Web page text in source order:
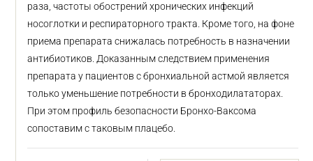
раза, частоты обострений хронических инфекций
носоглотки и респираторного тракта. Кроме того, на фоне
приема препарата снижалась потребность в назначении
антибиотиков. Доказанным следствием применения
препарата у пациентов с бронхиальной астмой является
только уменьшение потребности в бронходилататорах.
При этом профиль безопасности Бронхо-Ваксома
сопоставим с таковым плацебо.